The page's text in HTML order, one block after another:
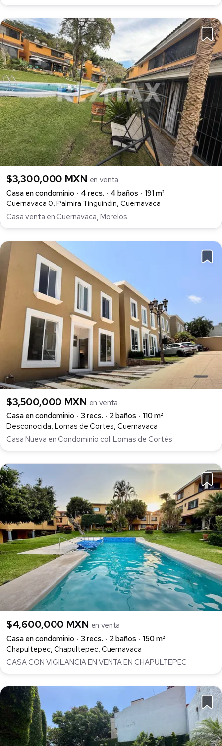
$3,300,000 MXN en venta
Casa en condominio
4 recs. 4 baños
191 m²
Cuernavaca 0, Palmira Tinguindin, Cuernavaca
Casa venta en Cuernavaca, Morelos.
$3,500,000 MXN en venta
Casa en condominio
3 recs. 2 baños
110 m²
Desconocida, Lomas de Cortes, Cuernavaca
Casa Nueva en Condominio col. Lomas de Cortés
$4,600,000 MXN en venta
Casa en condominio
3 recs. 2 baños
150 m²
Chapultepec, Chapultepec, Cuernavaca
CASA CON VIGILANCIA EN VENTA EN CHAPULTEPEC